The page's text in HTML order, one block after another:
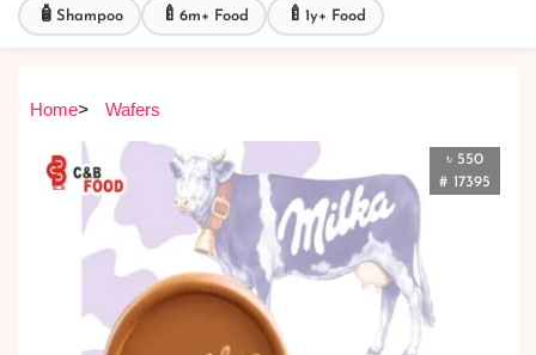
🧴 Shampoo 🍼 6m+ Food 🍼 1y+ Food
Home> Wafers
৳ 550
# 17395